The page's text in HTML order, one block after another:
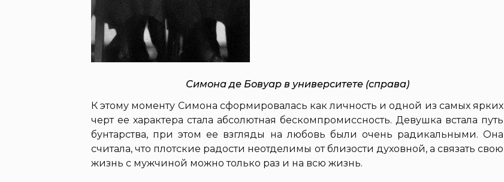
Симона де Бовуар в университете (справа)
К этому моменту Симона сформировалась как личность и одной из самых ярких
черт ее характера стала абсолютная бескомпромиссность. Девушка встала путь
бунтарства, при этом ее взгляды на любовь были очень радикальными. Она
считала, что плотские радости неотделимы от близости духовной, а связать свою
жизнь с мужчиной можно только раз и на всю жизнь.